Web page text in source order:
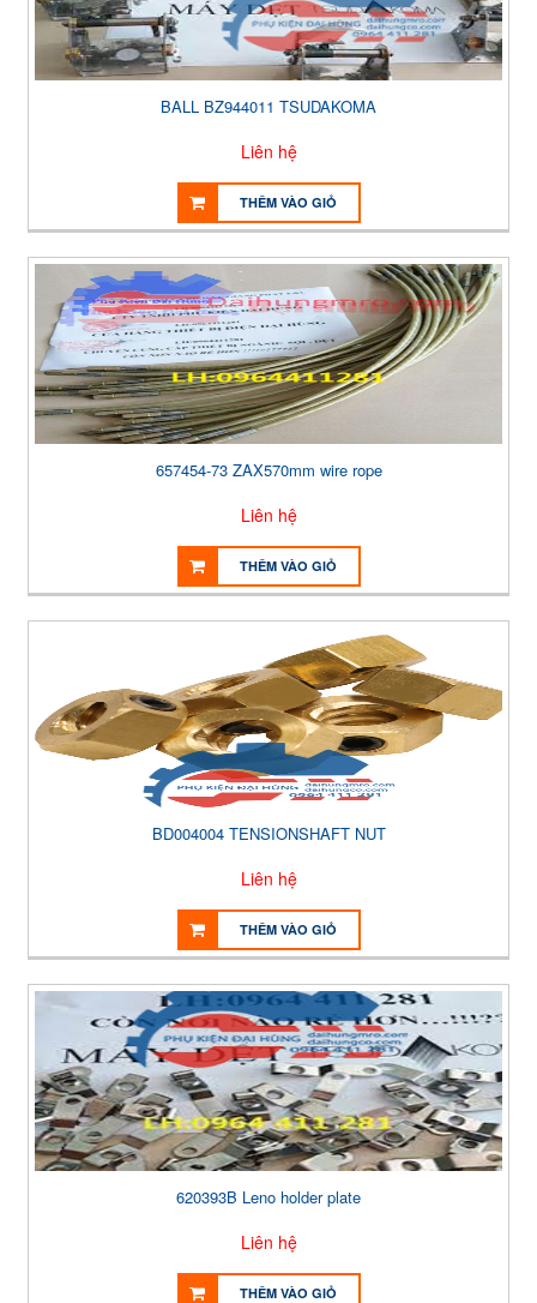
BALL BZ944011 TSUDAKOMA
Liên hệ
THÊM VÀO GIỎ
657454-73 ZAX570mm wire rope
Liên hệ
THÊM VÀO GIỎ
BD004004 TENSIONSHAFT NUT
Liên hệ
THÊM VÀO GIỎ
620393B Leno holder plate
Liên hệ
THÊM VÀO GIỎ